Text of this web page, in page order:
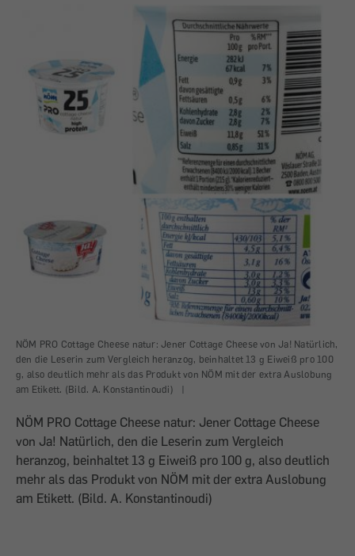
NÖM PRO Cottage Cheese natur: Jener Cottage Cheese von Ja! Natürlich,
den die Leserin zum Vergleich heranzog, beinhaltet 13 g Eiweiß pro 100
g, also deutlich mehr als das Produkt von NÖM mit der extra Auslobung
am Etikett. (Bild. A. Konstantinoudi)
|
NÖM PRO Cottage Cheese natur: Jener Cottage Cheese
von Ja! Natürlich, den die Leserin zum Vergleich
heranzog, beinhaltet 13 g Eiweiß pro 100 g, also deutlich
mehr als das Produkt von NÖM mit der extra Auslobung
am Etikett. (Bild. A. Konstantinoudi)